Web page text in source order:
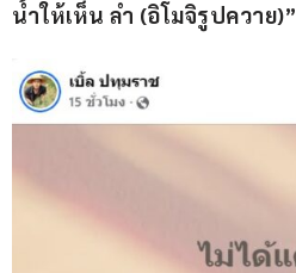
น้ำให้เห็น ลำ (อิโมจิรูปควาย)”